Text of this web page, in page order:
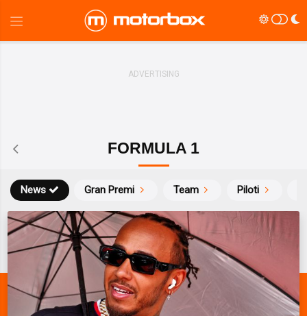
FORMULA 1
News Gran Premi Team Piloti